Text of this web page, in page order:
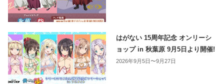
はがない 15周年記念 オンリーシ
ョップ in 秋葉原 9月5日より開催!
2026年9月5日〜9月27日